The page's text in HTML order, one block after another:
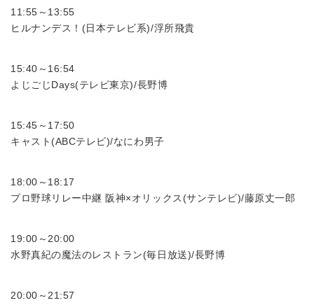
11:55～13:55
ヒルナンデス！(日本テレビ系)/浮所飛貴
15:40～16:54
よじごじDays(テレビ東京)/長野博
15:45～17:50
キャスト(ABCテレビ)/なにわ男子
18:00～18:17
プロ野球リレー中継 阪神×オリックス(サンテレビ)/藤原丈一郎
19:00～20:00
水野真紀の魔法のレストラン(毎日放送)/長野博
20:00～21:57